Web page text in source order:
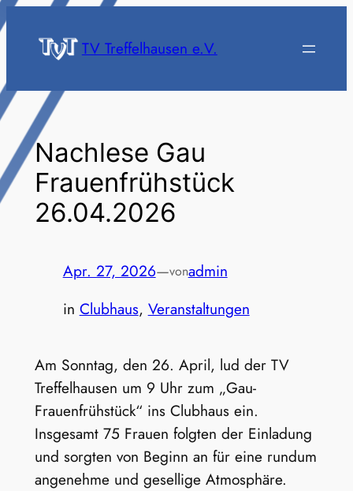
Zum
Inhalt
springen
TV Treffelhausen e.V.
Nachlese Gau
Frauenfrühstück
26.04.2026
Apr. 27, 2026—vonadmin
in Clubhaus, Veranstaltungen
Am Sonntag, den 26. April, lud der TV
Treffelhausen um 9 Uhr zum „Gau-
Frauenfrühstück“ ins Clubhaus ein.
Insgesamt 75 Frauen folgten der Einladung
und sorgten von Beginn an für eine rundum
angenehme und gesellige Atmosphäre.